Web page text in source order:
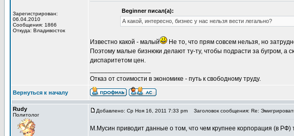
Зарегистрирован:
06.04.2010
Сообщения: 1866
Откуда: Владивосток
Beginner писал(а):
А какой, интересно, бизнес у нас нельзя вести легально?
Известно какой - малый
Не то, что прям совсем нельзя, но
Поэтому малые бизнюки делают ту-ту, чтобы подрасти за бугром, а
диспаритетом цен.
Отказ от стоимости в экономике - путь к свободному труду.
Вернуться к началу
Rudy
Политолог
Добавлено: Ср Ноя 16, 2011 7:33 pm Заголовок сообщения: Re:
М.Мусин приводит данные о том, что чем крупнее корпорация (в